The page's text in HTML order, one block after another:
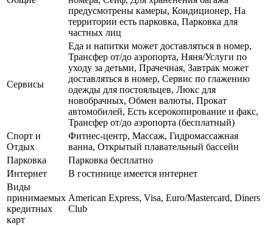
предусмотрены камеры, Кондиционер, На
территории есть парковка, Парковка для
частных лиц
Сервисы
Еда и напитки может доставляться в номер,
Трансфер от/до аэропорта, Няня/Услуги по
уходу за детьми, Прачечная, Завтрак может
доставляться в номер, Сервис по глажению
одежды для постояльцев, Люкс для
новобрачных, Обмен валюты, Прокат
автомобилей, Есть ксерокопирование и факс,
Трансфер от/до аэропорта (бесплатный)
Спорт и
Отдых
Фитнес-центр, Массаж, Гидромассажная
ванна, Открытый плавательный бассейн
Парковка
Парковка бесплатно
Интернет
В гостинице имеется интернет
Виды
принимаемых
кредитных
карт
American Express, Visa, Euro/Mastercard, Diners
Club